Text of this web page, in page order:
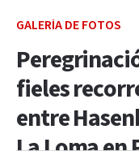
GALERÍA DE FOTOS
fieles
entre